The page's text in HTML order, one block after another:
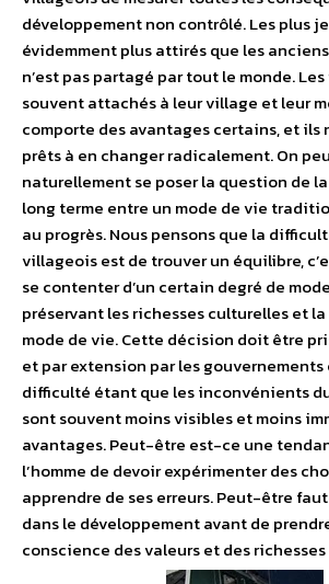
développement non contrôlé. Les plus
évidemment plus attirés que les
n’est pas partagé par tout le monde.
souvent attachés à leur village et leur
comporte des avantages certains, et ils
prêts à en changer radicalement. On
naturellement se poser la question de
long terme entre un mode de vie
au progrès. Nous pensons que la
villageois est de trouver un équilibre,
se contenter d’un certain degré de
préservant les richesses culturelles et
mode de vie. Cette décision doit être
et par extension par les gouvernements
difficulté étant que les inconvénients
sont souvent moins visibles et moins
avantages. Peut-être est-ce une
l’homme de devoir expérimenter des
apprendre de ses erreurs. Peut-être
dans le développement avant de
conscience des valeurs et des